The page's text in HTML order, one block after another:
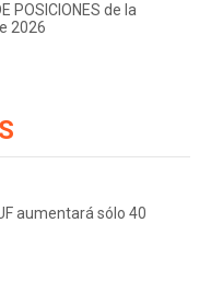
POSICIONES de la
2026
aumentará sólo 40